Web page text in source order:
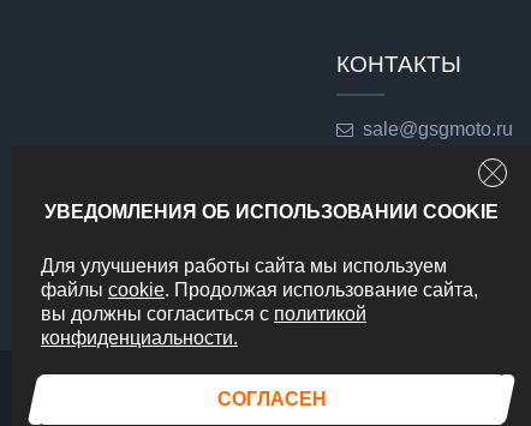
КОНТАКТЫ
sale@gsgmoto.ru
УВЕДОМЛЕНИЯ ОБ ИСПОЛЬЗОВАНИИ COOKIE
Для улучшения работы сайта мы используем
файлы cookie. Продолжая использование сайта,
вы должны согласиться с политикой
конфиденциальности.
СОГЛАСЕН